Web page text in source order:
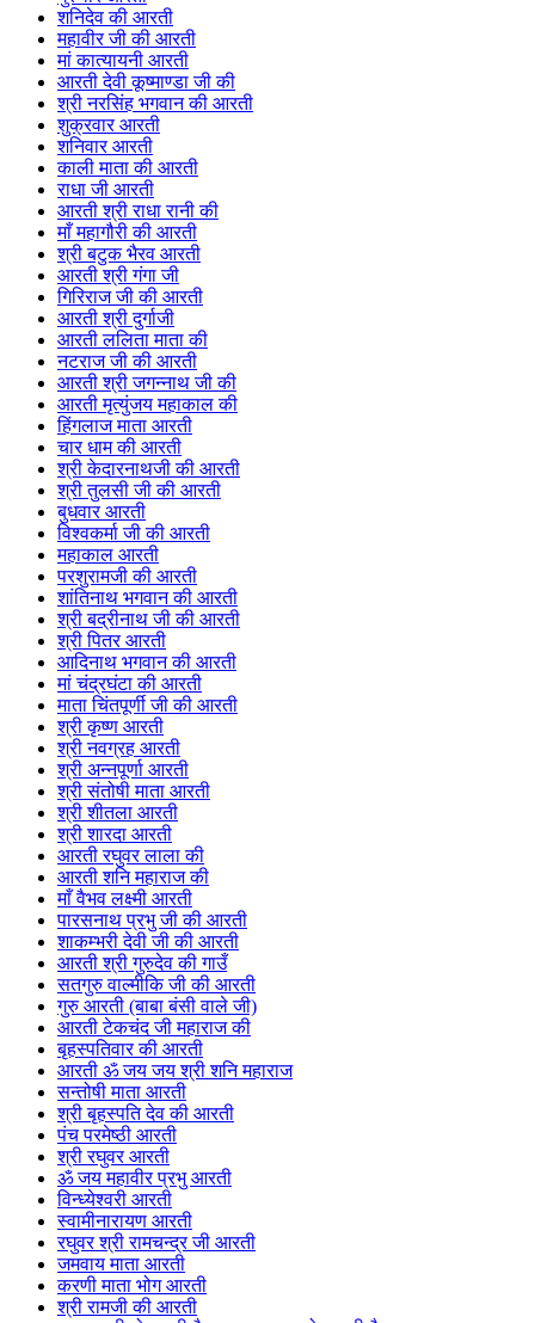
शनिदेव की आरती
महावीर जी की आरती
मां कात्यायनी आरती
आरती देवी कूष्माण्डा जी की
श्री नरसिंह भगवान की आरती
शुक्रवार आरती
शनिवार आरती
काली माता की आरती
राधा जी आरती
आरती श्री राधा रानी की
माँ महागौरी की आरती
श्री बटुक भैरव आरती
आरती श्री गंगा जी
गिरिराज जी की आरती
आरती श्री दुर्गाजी
आरती ललिता माता की
नटराज जी की आरती
आरती श्री जगन्नाथ जी की
आरती मृत्युंजय महाकाल की
हिंगलाज माता आरती
चार धाम की आरती
श्री केदारनाथजी की आरती
श्री तुलसी जी की आरती
बुधवार आरती
विश्वकर्मा जी की आरती
महाकाल आरती
परशुरामजी की आरती
शांतिनाथ भगवान की आरती
श्री बद्रीनाथ जी की आरती
श्री पितर आरती
आदिनाथ भगवान की आरती
मां चंद्रघंटा की आरती
माता चिंतपूर्णी जी की आरती
श्री कृष्ण आरती
श्री नवग्रह आरती
श्री अन्नपूर्णा आरती
श्री संतोषी माता आरती
श्री शीतला आरती
श्री शारदा आरती
आरती रघुवर लाला की
आरती शनि महाराज की
माँ वैभव लक्ष्मी आरती
पारसनाथ प्रभु जी की आरती
शाकम्भरी देवी जी की आरती
आरती श्री गुरुदेव की गाउँ
सतगुरु वाल्मीकि जी की आरती
गुरु आरती (बाबा बंसी वाले जी)
आरती टेकचंद जी महाराज की
बृहस्पतिवार की आरती
आरती ॐ जय जय श्री शनि महाराज
सन्तोषी माता आरती
श्री बृहस्पति देव की आरती
पंच परमेष्ठी आरती
श्री रघुवर आरती
ॐ जय महावीर प्रभु आरती
विन्ध्येश्वरी आरती
स्वामीनारायण आरती
रघुवर श्री रामचन्द्र जी आरती
जमवाय माता आरती
करणी माता भोग आरती
श्री रामजी की आरती